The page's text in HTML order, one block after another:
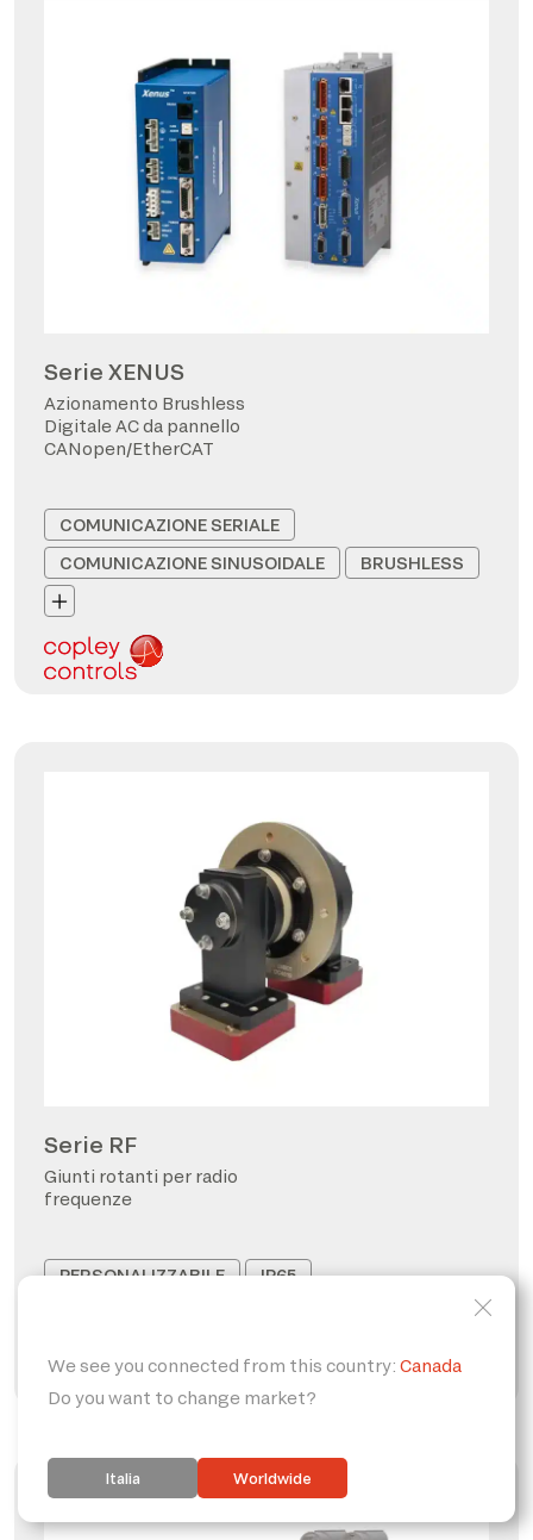
Serie XENUS
Azionamento Brushless
Digitale AC da pannello
CANopen/EtherCAT
COMUNICAZIONE SERIALE
COMUNICAZIONE SINUSOIDALE
BRUSHLESS
Serie RF
Giunti rotanti per radio
frequenze
PERSONALIZZABILE
IP65